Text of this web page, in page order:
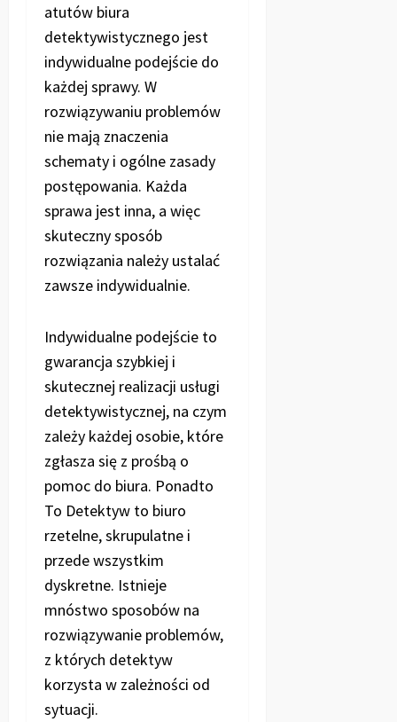
atutów biura
detektywistycznego jest
indywidualne podejście do
każdej sprawy. W
rozwiązywaniu problemów
nie mają znaczenia
schematy i ogólne zasady
postępowania. Każda
sprawa jest inna, a więc
skuteczny sposób
rozwiązania należy ustalać
zawsze indywidualnie.
Indywidualne podejście to
gwarancja szybkiej i
skutecznej realizacji usługi
detektywistycznej, na czym
zależy każdej osobie, które
zgłasza się z prośbą o
pomoc do biura. Ponadto
To Detektyw to biuro
rzetelne, skrupulatne i
przede wszystkim
dyskretne. Istnieje
mnóstwo sposobów na
rozwiązywanie problemów,
z których detektyw
korzysta w zależności od
sytuacji.